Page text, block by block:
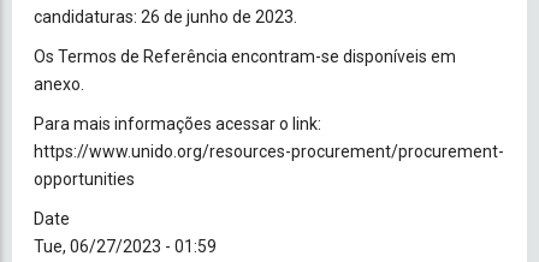
candidaturas: 26 de junho de 2023.
Os Termos de Referência encontram-se disponíveis em
anexo.
Para mais informações acessar o link:
https://www.unido.org/resources-procurement/procurement-
opportunities
Date
Tue, 06/27/2023 - 01:59